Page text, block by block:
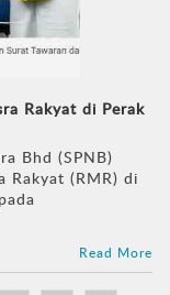
Rakyat di Perak
Bhd (SPNB)
Rakyat (RMR) di
Read More